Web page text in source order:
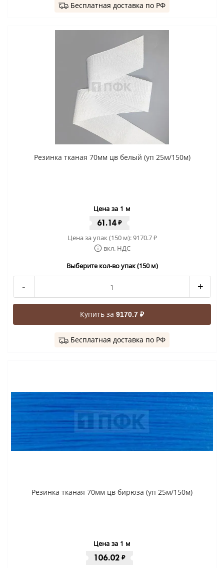
Бесплатная доставка по РФ
Резинка тканая 70мм цв белый (уп 25м/150м)
Цена за 1 м
61.14₽
Цена за упак (150 м):9170.7₽
вкл. НДС
Выберите кол-во упак (150 м)
- +
Купить за 9170.7 ₽
Бесплатная доставка по РФ
Резинка тканая 70мм цв бирюза (уп 25м/150м)
Цена за 1 м
106.02 ₽